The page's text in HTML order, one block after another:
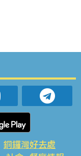
銅鑼灣好去處